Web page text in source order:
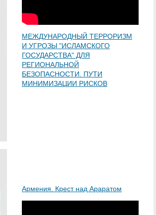
МЕЖДУНАРОДНЫЙ ТЕРРОРИЗМ
И УГРОЗЫ "ИСЛАМСКОГО
ГОСУДАРСТВА" ДЛЯ
РЕГИОНАЛЬНОЙ
БЕЗОПАСНОСТИ. ПУТИ
МИНИМИЗАЦИИ РИСКОВ
Армения. Крест над Араратом